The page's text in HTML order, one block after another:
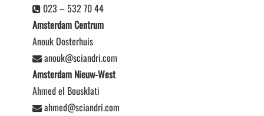
023 – 532 70 44
Amsterdam Centrum
Anouk Oosterhuis
anouk@sciandri.com
Amsterdam Nieuw-West
Ahmed el Bousklati
ahmed@sciandri.com